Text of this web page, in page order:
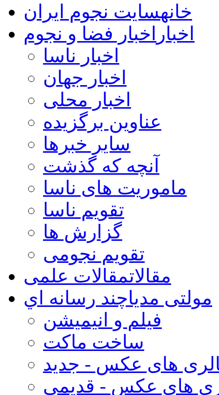
خانهسایت نجوم ایران
اخبار اخبار فضا و نجوم
اخبار ناسا
اخبار جهان
اخبار محلی
عناوین برگزیده
سایر خبرها
آنچه که گذشت
ماموریت های ناسا
تقویم ناسا
گزارش ها
تقویم نجومی
مقالاتمقالات علمی
مولتی مدیاچند رسانه اي
فیلم و انیمیشن
ساخت ماکت
های عکس - جدید
های عکس - قدیمی